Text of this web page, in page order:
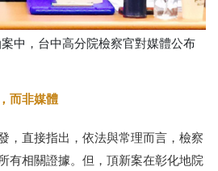
中，台中高分院檢察官對媒體公布
而非媒體
，直接指出，依法與常理而言，檢察
有相關證據。但，頂新案在彰化地院